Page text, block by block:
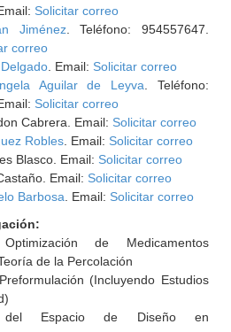
Solicitar correo
Jiménez. Teléfono: 954557647.
correo
. Email: Solicitar correo
Aguilar de Leyva . Teléfono:
Solicitar correo
Cabrera. Email: Solicitar correo
Robles. Email: Solicitar correo
Blasco. Email: Solicitar correo
Email: Solicitar correo
Barbosa . Email: Solicitar correo
de Medicamentos
de la Percolación
(Incluyendo Estudios
del Espacio de Diseño en